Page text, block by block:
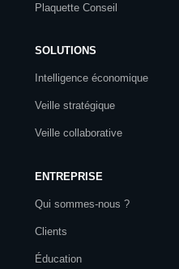
Plaquette Conseil
SOLUTIONS
Intelligence économique
Veille stratégique
Veille collaborative
ENTREPRISE
Qui sommes-nous ?
Clients
Éducation